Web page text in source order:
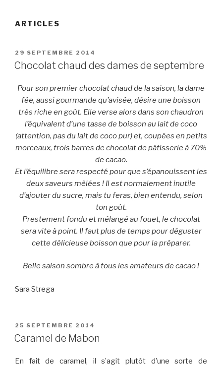
ARTICLES
PUBLIÉ
LE
29 SEPTEMBRE 2014
Chocolat chaud des dames de septembre
Pour son premier chocolat chaud de la saison, la dame
fée, aussi gourmande qu’avisée, désire une boisson
très riche en goût. Elle verse alors dans son chaudron
l’équivalent d’une tasse de boisson au lait de coco
(attention, pas du lait de coco pur) et, coupées en petits
morceaux, trois barres de chocolat de pâtisserie à 70%
de cacao.
Et l’équilibre sera respecté pour que s’épanouissent les
deux saveurs mêlées ! Il est normalement inutile
d’ajouter du sucre, mais tu feras, bien entendu, selon
ton goût.
Prestement fondu et mélangé au fouet, le chocolat
sera vite à point. Il faut plus de temps pour déguster
cette délicieuse boisson que pour la préparer.
Belle saison sombre à tous les amateurs de cacao !
Sara Strega
PUBLIÉ
LE
25 SEPTEMBRE 2014
Caramel de Mabon
En fait de caramel, il s’agit plutôt d’une sorte de